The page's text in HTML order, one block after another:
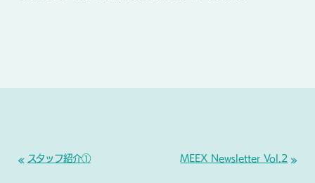
« スタッフ紹介① MEEX Newsletter Vol.2 »